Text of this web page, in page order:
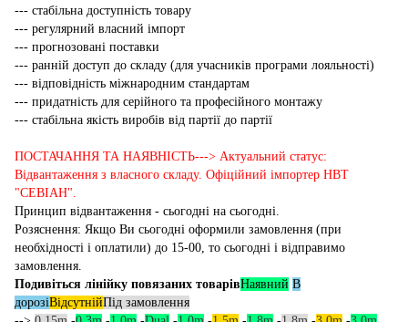
--- стабільна доступність товару
--- регулярний власний імпорт
--- прогнозовані поставки
--- ранній доступ до складу (для учасників програми лояльності)
--- відповідність міжнародним стандартам
--- придатність для серійного та професійного монтажу
--- стабільна якість виробів від партії до партії
ПОСТАЧАННЯ ТА НАЯВНІСТЬ---> Актуальний статус:
Відвантаження з власного складу. Офіційний імпортер НВТ
"СЕВІАН".
Принцип відвантаження - сьогодні на сьогодні.
Розяснення: Якщо Ви сьогодні оформили замовлення (при
необхідності і оплатили) до 15-00, то сьогодні і відправимо
замовлення.
Подивіться лінійку повязаних товарівНаявний В
дорозіВідсутнійПід замовлення